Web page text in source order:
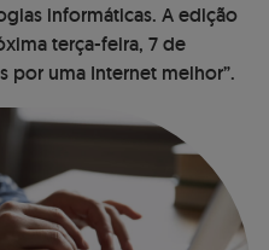
informáticas. A edição
terça-feira, 7 de
por uma Internet melhor”.